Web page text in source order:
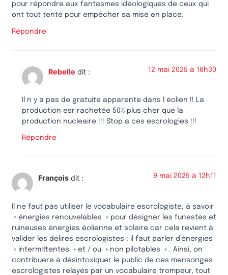
pour répondre aux fantasmes idéologiques de ceux qui
ont tout tenté pour empêcher sa mise en place.
Répondre
Rebelle dit : 12 mai 2025 à 16h30
Il n y a pas de gratuite apparente dans l éolien !! La
production esr rachetée 50% plus cher que la
production nucleaire !!! Stop a ces escrologies !!!
Répondre
François dit : 9 mai 2025 à 12h11
Il ne faut pas utiliser le vocabulaire escrologiste, à savoir
» énergies renouvelables » pour désigner les funestes et
ruineuses énergies éolienne et solaire car cela revient à
valider les délires escrologistes : il faut parler d’énergies
» intermittentes » et / ou » non pilotables » . Ainsi, on
contribuera à désintoxiquer le public de ces mensonges
escrologistes relayés par un vocabulaire trompeur, tout